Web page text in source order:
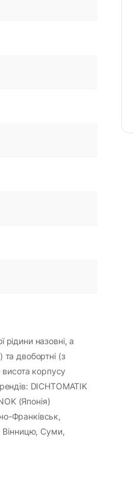
назовні, а
двобортні (з
корпусу
DICHTOMATIK
(Японія)
Франківськ,
Вінницю, Суми,